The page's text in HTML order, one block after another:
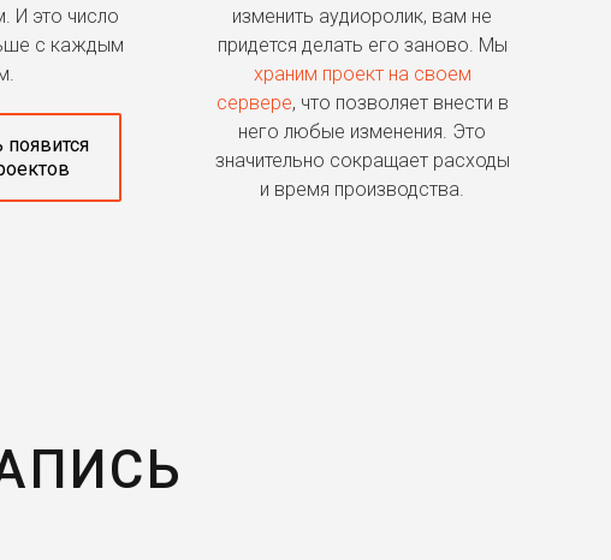
И это число
с каждым
изменить аудиоролик, вам не
придется делать его заново. Мы
храним проект на своем
сервере, что позволяет внести в
него любые изменения. Это
значительно сокращает расходы
и время производства.